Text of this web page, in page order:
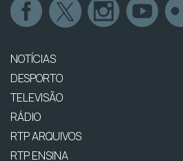
NOTÍCIAS
DESPORTO
TELEVISÃO
RÁDIO
RTP ARQUIVOS
RTP ENSINA